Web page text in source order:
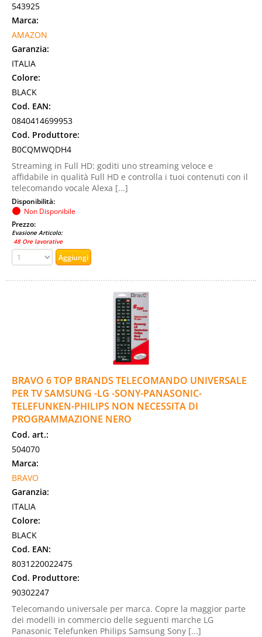
543925
Marca:
AMAZON
Garanzia:
ITALIA
Colore:
BLACK
Cod. EAN:
0840414699953
Cod. Produttore:
B0CQMWQDH4
Streaming in Full HD: goditi uno streaming veloce e
affidabile in qualità Full HD e controlla i tuoi contenuti con il
telecomando vocale Alexa [...]
Disponibilità:
Non Disponibile
Prezzo:
Evasione Articolo:
48 Ore lavorative
BRAVO 6 TOP BRANDS TELECOMANDO UNIVERSALE
PER TV SAMSUNG -LG -SONY-PANASONIC-
TELEFUNKEN-PHILIPS NON NECESSITA DI
PROGRAMMAZIONE NERO
Cod. art.:
504070
Marca:
BRAVO
Garanzia:
ITALIA
Colore:
BLACK
Cod. EAN:
8031220022475
Cod. Produttore:
90302247
Telecomando universale per marca. Copre la maggior parte
dei modelli in commercio delle seguenti marche LG
Panasonic Telefunken Philips Samsung Sony [...]